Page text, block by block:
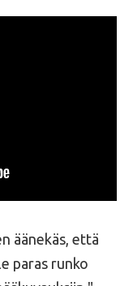
äänekäs, että
paras runko